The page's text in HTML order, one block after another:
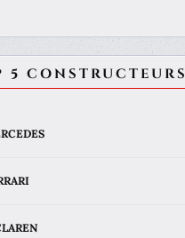
5 CONSTRUCTEURS